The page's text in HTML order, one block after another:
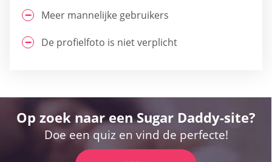
Meer mannelijke gebruikers
De profielfoto is niet verplicht
Op zoek naar een Sugar Daddy-site?
Doe een quiz en vind de perfecte!